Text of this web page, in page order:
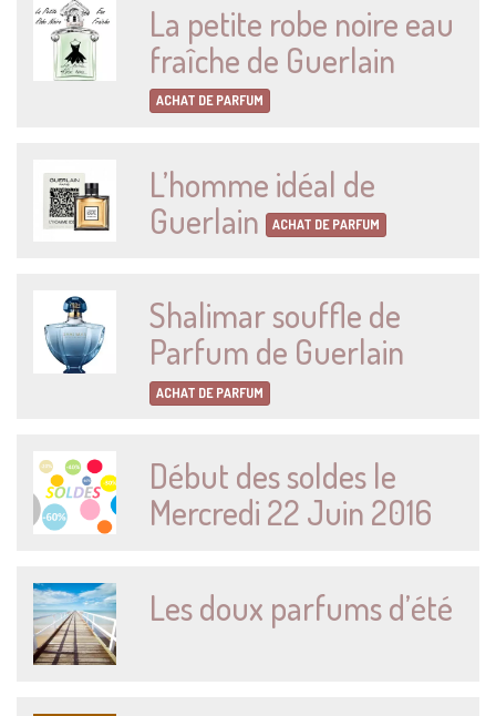
La petite robe noire eau
fraîche de Guerlain
ACHAT DE PARFUM
L’homme idéal de
Guerlain
ACHAT DE PARFUM
Shalimar souffle de
Parfum de Guerlain
ACHAT DE PARFUM
Début des soldes le
Mercredi 22 Juin 2016
Les doux parfums d’été